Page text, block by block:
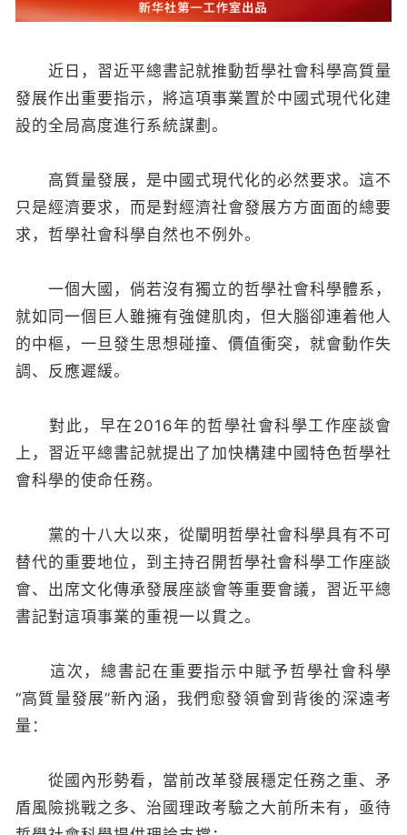
近日，習近平總書記就推動哲學社會科學高質量
發展作出重要指示，將這項事業置於中國式現代化建
設的全局高度進行系統謀劃。
高質量發展，是中國式現代化的必然要求。這不
只是經濟要求，而是對經濟社會發展方方面面的總要
求，哲學社會科學自然也不例外。
一個大國，倘若沒有獨立的哲學社會科學體系，
就如同一個巨人雖擁有強健肌肉，但大腦卻連着他人
的中樞，一旦發生思想碰撞、價值衝突，就會動作失
調、反應遲緩。
對此，早在2016年的哲學社會科學工作座談會
上，習近平總書記就提出了加快構建中國特色哲學社
會科學的使命任務。
黨的十八大以來，從闡明哲學社會科學具有不可
替代的重要地位，到主持召開哲學社會科學工作座談
會、出席文化傳承發展座談會等重要會議，習近平總
書記對這項事業的重視一以貫之。
這次，總書記在重要指示中賦予哲學社會科學
“高質量發展”新內涵，我們愈發領會到背後的深遠考
量：
從國內形勢看，當前改革發展穩定任務之重、矛
盾風險挑戰之多、治國理政考驗之大前所未有，亟待